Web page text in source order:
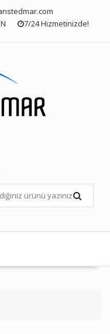
7/24 Hizmetinizde!